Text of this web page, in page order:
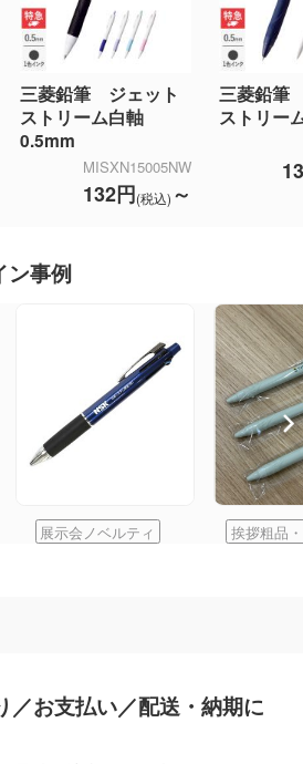
三菱鉛筆 ジェット
ストリーム白軸
0.5mm
MISXN15005NW
132円(税込) ～
三菱鉛筆
ストリー
ン事例
展示会ノベルティ 挨拶粗品
／お支払い／配送・納期に